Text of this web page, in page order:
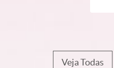
Veja Todas